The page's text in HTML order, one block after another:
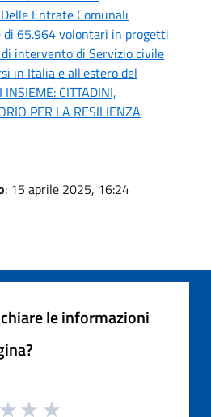
Entrate Comunali
di 65.964 volontari in progetti
intervento di Servizio civile
in Italia e all'estero del
CITTADINI,
PER LA RESILIENZA
: 15 aprile 2025, 16:24
le informazioni